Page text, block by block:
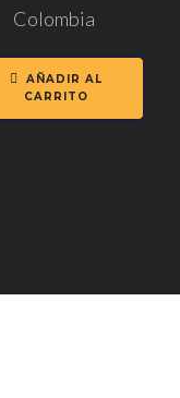
Colombia
AÑADIR AL
CARRITO